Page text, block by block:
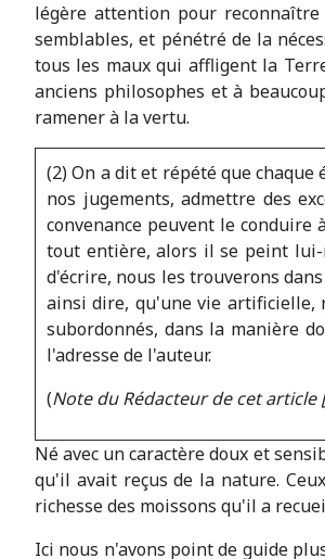
légère attention pour
semblables, et pénétré de la
tous les maux qui affligent la
anciens philosophes et à
ramener à la vertu.
(2) On a dit et répété que
nos jugements, admettre des
convenance peuvent le
tout entière, alors il se peint lui-
d'écrire, nous les trouverons
ainsi dire, qu'une vie artificielle,
subordonnés, dans la manière
l'adresse de l'auteur.
(Note du Rédacteur de cet article
Né avec un caractère doux et
qu'il avait reçus de la nature.
richesse des moissons qu'il a
Ici nous n'avons point de guide